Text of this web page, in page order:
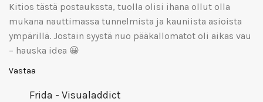
Kitios tästä postaukssta, tuolla olisi ihana ollut olla
mukana nauttimassa tunnelmista ja kauniista asioista
ympärillä. Jostain syystä nuo pääkallomatot oli aikas vau
– hauska idea 😀
Vastaa
Frida - Visualaddict